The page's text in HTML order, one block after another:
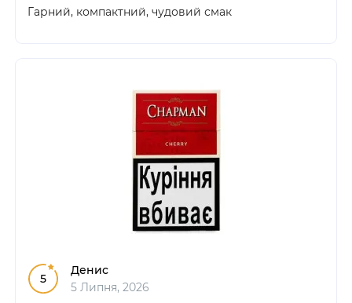
Гарний, компактний, чудовий смак
5
Денис
5 Липня, 2026